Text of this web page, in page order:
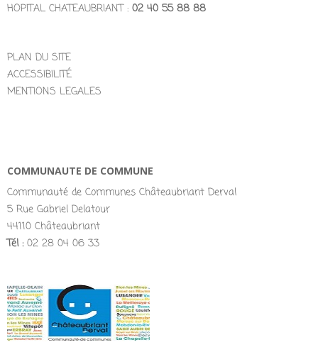
HOPITAL CHATEAUBRIANT : 02 40 55 88 88
PLAN DU SITE
ACCESSIBILITÉ
MENTIONS LEGALES
COMMUNAUTE DE COMMUNE
Communauté de Communes Châteaubriant Derval
5 Rue Gabriel Delatour
44110 Châteaubriant
Tél :02 28 04 06 33